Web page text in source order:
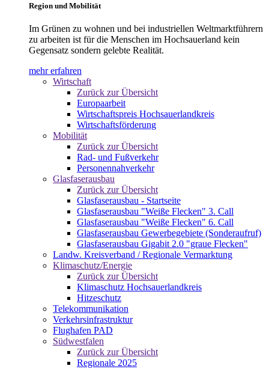
Region und Mobilität
Im Grünen zu wohnen und bei industriellen Weltmarktführern
zu arbeiten ist für die Menschen im Hochsauerland kein
Gegensatz sondern gelebte Realität.
mehr erfahren
Wirtschaft
Zurück zur Übersicht
Europaarbeit
Wirtschaftspreis Hochsauerlandkreis
Wirtschaftsförderung
Mobilität
Zurück zur Übersicht
Rad- und Fußverkehr
Personennahverkehr
Glasfaserausbau
Zurück zur Übersicht
Glasfaserausbau - Startseite
Glasfaserausbau "Weiße Flecken" 3. Call
Glasfaserausbau "Weiße Flecken" 6. Call
Glasfaserausbau Gewerbegebiete (Sonderaufruf)
Glasfaserausbau Gigabit 2.0 "graue Flecken"
Landw. Kreisverband / Regionale Vermarktung
Klimaschutz/Energie
Zurück zur Übersicht
Klimaschutz Hochsauerlandkreis
Hitzeschutz
Telekommunikation
Verkehrsinfrastruktur
Flughafen PAD
Südwestfalen
Zurück zur Übersicht
Regionale 2025